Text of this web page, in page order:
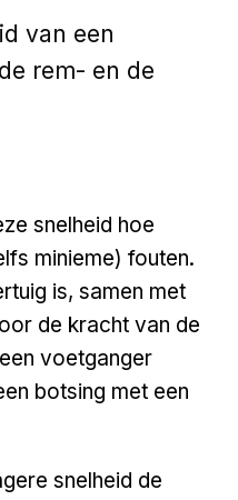
van een
rem- en de
snelheid hoe
minieme) fouten.
is, samen met
de kracht van de
voetganger
botsing met een
snelheid de